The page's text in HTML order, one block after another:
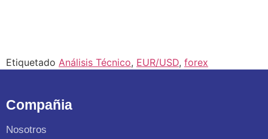
Etiquetado Análisis Técnico, EUR/USD, forex
Compañia
Nosotros